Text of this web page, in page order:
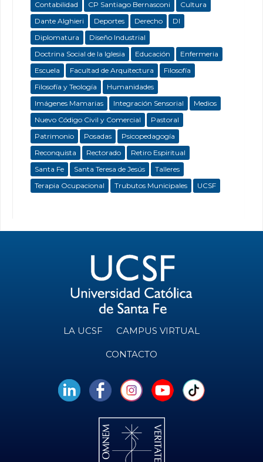
Contabilidad
CP Santiago Bernasconi
Cultura
Dante Alghieri
Deportes Derecho
DI
Diplomatura
Diseño Industrial
Doctrina Social de la Iglesia
Educación
Enfermeria
Escuela
Facultad de Arquitectura
Filosofía
Filosofía y Teología
Humanidades
Imágenes Mamarias
Integración Sensorial
Medios
Nuevo Código Civil y Comercial
Pastoral
Patrimonio
Posadas
Psicopedagogía
Reconquista
Rectorado
Retiro Espiritual
Santa Fe
Santa Teresa de Jesús
Talleres
Terapia Ocupacional
Trubutos Municipales UCSF
LA UCSF CAMPUS VIRTUAL
CONTACTO